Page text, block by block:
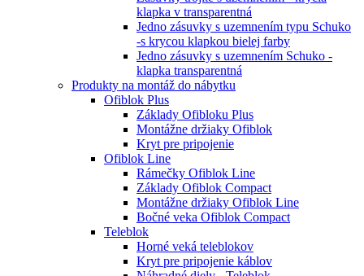
klapka v transparentná
Jedno zásuvky s uzemnením typu Schuko
-s krycou klapkou bielej farby
Jedno zásuvky s uzemnením Schuko -
klapka transparentná
Produkty na montáž do nábytku
Ofiblok Plus
Základy Ofibloku Plus
Montážne držiaky Ofiblok
Kryt pre pripojenie
Ofiblok Line
Rámečky Ofiblok Line
Základy Ofiblok Compact
Montážne držiaky Ofiblok Line
Bočné veka Ofiblok Compact
Teleblok
Horné veká teleblokov
Kryt pre pripojenie káblov